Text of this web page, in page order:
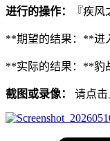
进行的操作： 『疾
**期望的结果：**进
**实际的结果：**豹
截图或录像： 请点